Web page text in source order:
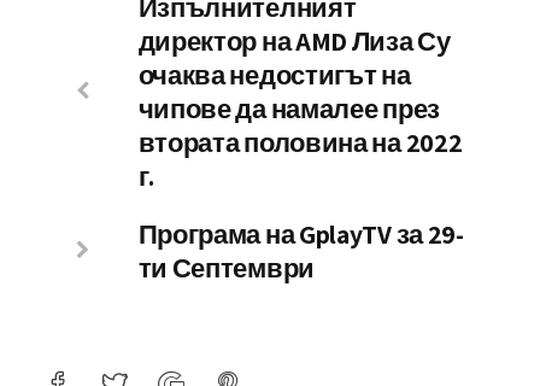
Изпълнителният
директор на AMD Лиза Су
очаква недостигът на
чипове да намалее през
втората половина на 2022
г.
Програма на GplayTV за 29-
ти Септември